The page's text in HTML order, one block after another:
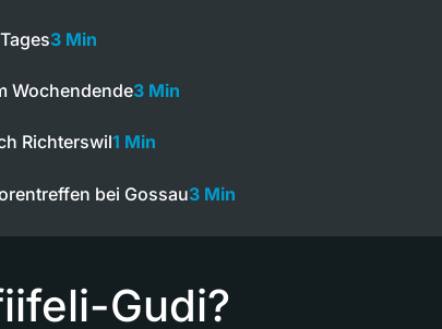
3 Min
Wochendende3 Min
Richterswil1 Min
bei Gossau3 Min
Gudi?